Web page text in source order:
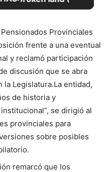
Provinciales
frente a una eventual
y reclamó participación
discusión que se abra
Legislatura.La entidad,
de historia y
se dirigió al
provinciales para
sobre posibles
remarcó que los